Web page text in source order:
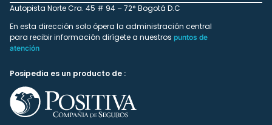
Autopista Norte Cra. 45 # 94 – 72* Bogotá D.C
En esta dirección solo ópera la administración central
para recibir información dirígete a nuestros puntos de
atención
Posipedia es un producto de :